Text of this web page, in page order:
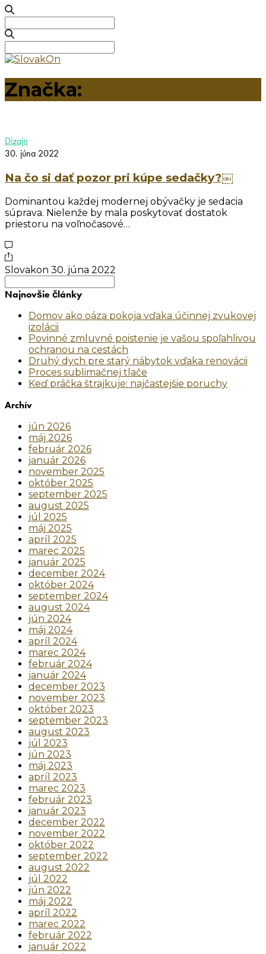
for:
for:
Značka:
Dizajn
30. júna 2022
Na čo si dať pozor pri kúpe sedačky?￼
Dominantou každej modernej obývačky je sedacia
súprava. Nielenže by mala poskytovať dostatok
priestoru na voľnočasové…
Slovakon 30. júna 2022
for:
Najnovšie články
Domov ako oáza pokoja vďaka účinnej zvukovej
izolácii
Povinné zmluvné poistenie je vašou spoľahlivou
ochranou na cestách
Druhý dych pre starý nábytok vďaka renovácii
Proces sublimačnej tlače
Keď práčka štrajkuje: najčastejšie poruchy
Archív
jún 2026
máj 2026
február 2026
január 2026
november 2025
október 2025
september 2025
august 2025
júl 2025
máj 2025
apríl 2025
marec 2025
január 2025
december 2024
október 2024
september 2024
august 2024
jún 2024
máj 2024
apríl 2024
marec 2024
február 2024
január 2024
december 2023
november 2023
október 2023
september 2023
august 2023
júl 2023
jún 2023
máj 2023
apríl 2023
marec 2023
február 2023
január 2023
december 2022
november 2022
október 2022
september 2022
august 2022
júl 2022
jún 2022
máj 2022
apríl 2022
marec 2022
február 2022
január 2022